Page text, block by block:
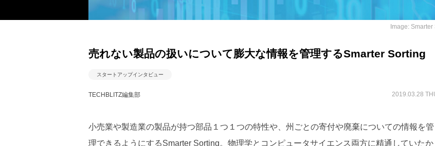
Image: Smarter
売れない製品の扱いについて膨大な情報を管理するSmarter Sorting
スタートアップインタビュー
TECHBLITZ編集部 2019.03.28
小売業や製造業の製品が持つ部品１つ１つの特性や、州ごとの寄付や廃棄についての情報を管
理できるようにするSmarter Sorting。物理学とコンピュータサイエンス両方に精通していたか